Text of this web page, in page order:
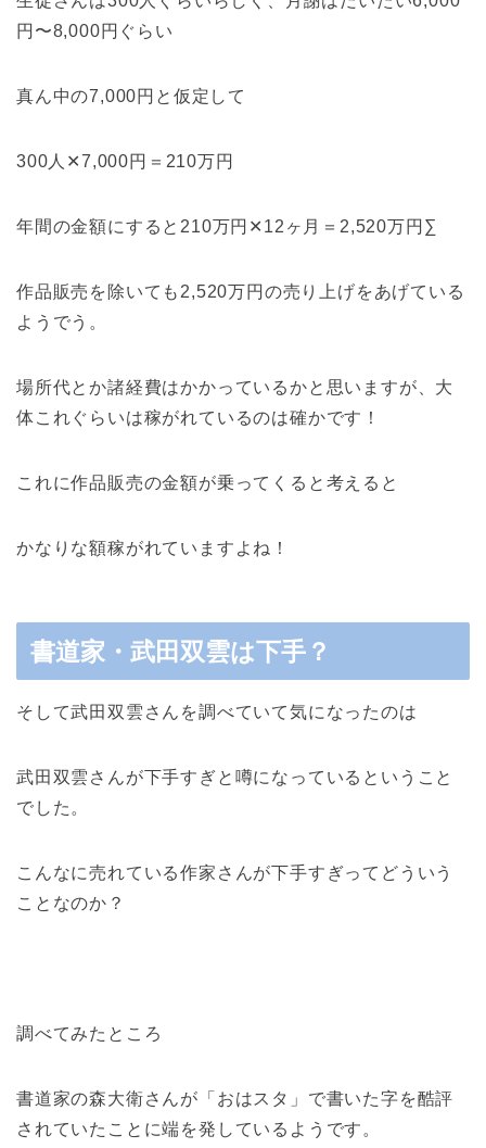
円〜8,000円ぐらい
真ん中の7,000円と仮定して
300人✕7,000円＝210万円
年間の金額にすると210万円✕12ヶ月＝2,520万円∑
作品販売を除いても2,520万円の売り上げをあげている
ようでう。
場所代とか諸経費はかかっているかと思いますが、大
体これぐらいは稼がれているのは確かです！
これに作品販売の金額が乗ってくると考えると
かなりな額稼がれていますよね！
書道家・武田双雲は下手？
そして武田双雲さんを調べていて気になったのは
武田双雲さんが下手すぎと噂になっているということ
でした。
こんなに売れている作家さんが下手すぎってどういう
ことなのか？
調べてみたところ
書道家の森大衛さんが「おはスタ」で書いた字を酷評
されていたことに端を発しているようです。